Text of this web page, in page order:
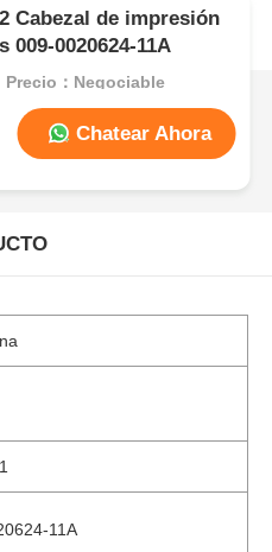
Cabezal de impresión
009-0020624-11A
Precio：Negociable
Chatear Ahora
11A